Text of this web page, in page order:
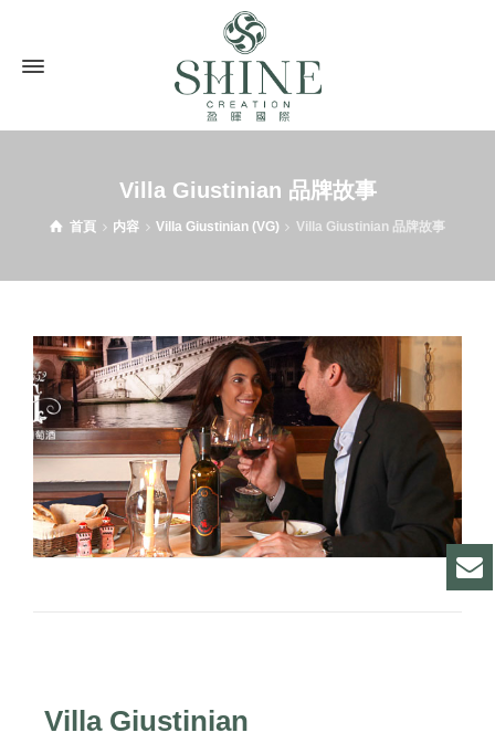
Villa Giustinian 品牌故事
首頁 内容 Villa Giustinian (VG) Villa Giustinian 品牌故事
Villa Giustinian